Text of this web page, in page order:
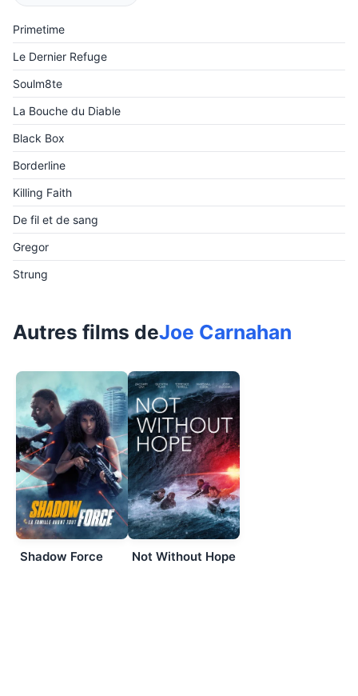
Primetime
Le Dernier Refuge
Soulm8te
La Bouche du Diable
Black Box
Borderline
Killing Faith
De fil et de sang
Gregor
Strung
Autres films deJoe Carnahan
Shadow Force Not Without Hope